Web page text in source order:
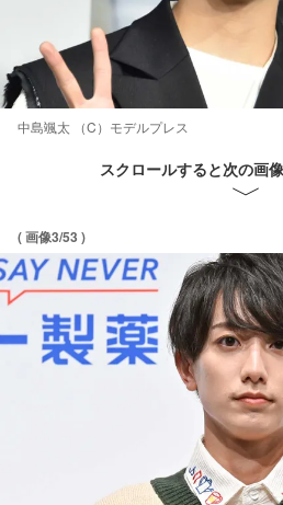
中島颯太 （C）モデルプレス
スクロールすると次の画
( 画像3/53 )